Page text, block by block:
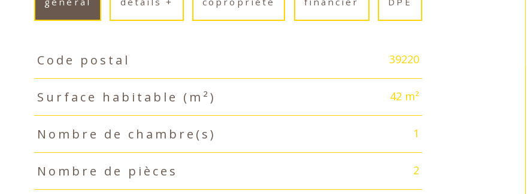
TRAD_PAMPERO_Caracteristique
Code postal 39220
Surface habitable (m²) 42 m²
Nombre de chambre(s) 1
Nombre de pièces 2